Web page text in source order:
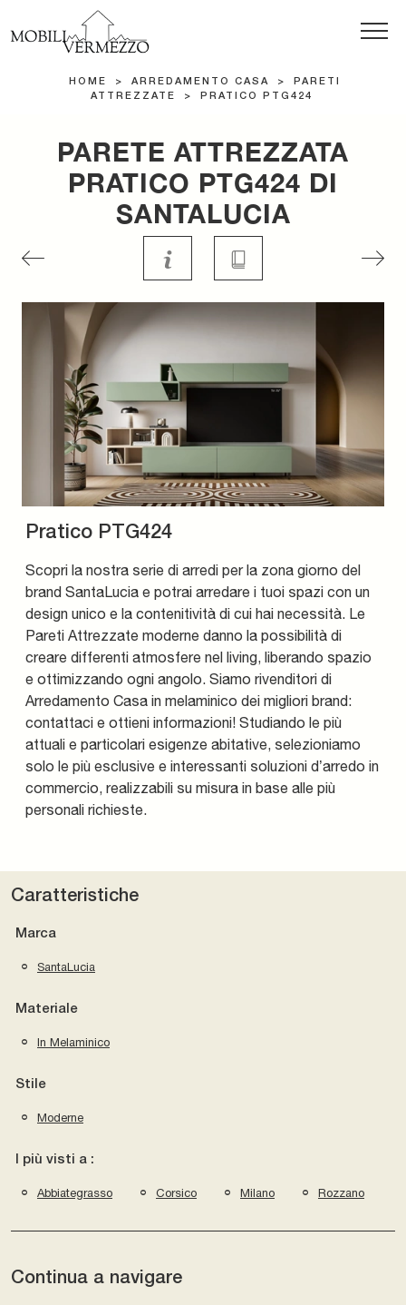
HOME > ARREDAMENTO CASA >
PARETI
ATTREZZATE
> PRATICO PTG424
PARETE ATTREZZATA
PRATICO PTG424 DI
SANTALUCIA
Pratico PTG424
Scopri la nostra serie di arredi per la zona giorno del
brand SantaLucia e potrai arredare i tuoi spazi con un
design unico e la contenitività di cui hai necessità. Le
Pareti Attrezzate moderne danno la possibilità di
creare differenti atmosfere nel living, liberando spazio
e ottimizzando ogni angolo. Siamo rivenditori di
Arredamento Casa in melaminico dei migliori brand:
contattaci e ottieni informazioni! Studiando le più
attuali e particolari esigenze abitative, selezioniamo
solo le più esclusive e interessanti soluzioni d’arredo in
commercio, realizzabili su misura in base alle più
personali richieste.
Caratteristiche
Marca
SantaLucia
Materiale
In Melaminico
Stile
Moderne
I più visti a :
Abbiategrasso Corsico Milano Rozzano
Continua a navigare